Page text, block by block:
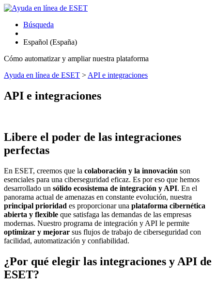
Búsqueda
Español (España)
Cómo automatizar y ampliar nuestra plataforma
Ayuda en línea de ESET > API e integraciones
API e integraciones
Libere el poder de las integraciones
perfectas
En ESET, creemos que la colaboración y la innovación son
esenciales para una ciberseguridad eficaz. Es por eso que hemos
desarrollado un sólido ecosistema de integración y API. En el
panorama actual de amenazas en constante evolución, nuestra
principal prioridad es proporcionar una plataforma cibernética
abierta y flexible que satisfaga las demandas de las empresas
modernas. Nuestro programa de integración y API le permite
optimizar y mejorar sus flujos de trabajo de ciberseguridad con
facilidad, automatización y confiabilidad.
¿Por qué elegir las integraciones y API de
ESET?